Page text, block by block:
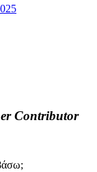
Contributor